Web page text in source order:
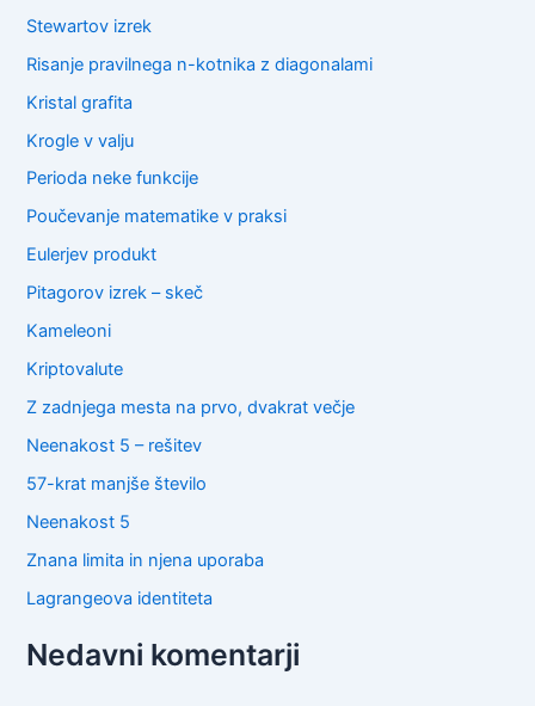
Stewartov izrek
Risanje pravilnega n-kotnika z diagonalami
Kristal grafita
Krogle v valju
Perioda neke funkcije
Poučevanje matematike v praksi
Eulerjev produkt
Pitagorov izrek – skeč
Kameleoni
Kriptovalute
Z zadnjega mesta na prvo, dvakrat večje
Neenakost 5 – rešitev
57-krat manjše število
Neenakost 5
Znana limita in njena uporaba
Lagrangeova identiteta
Nedavni komentarji